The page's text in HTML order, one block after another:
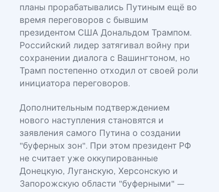
планы прорабатывались Путиным ещё во
время переговоров с бывшим
президентом США Дональдом Трампом.
Российский лидер затягивал войну при
сохранении диалога с Вашингтоном, но
Трамп постепенно отходил от своей роли
инициатора переговоров.
Дополнительным подтверждением
нового наступления становятся и
заявления самого Путина о создании
"буферных зон". При этом президент РФ
не считает уже оккупированные
Донецкую, Луганскую, Херсонскую и
Запорожскую области "буферными" —